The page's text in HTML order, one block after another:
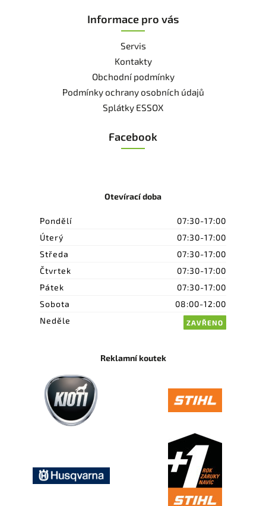
Informace pro vás
Servis
Kontakty
Obchodní podmínky
Podmínky ochrany osobních údajů
Splátky ESSOX
Facebook
Otevírací doba
Pondělí
07:30-17:00
Úterý
07:30-17:00
Středa
07:30-17:00
Čtvrtek
07:30-17:00
Pátek
07:30-17:00
Sobota
08:00-12:00
Neděle
ZAVŘENO
Reklamní koutek